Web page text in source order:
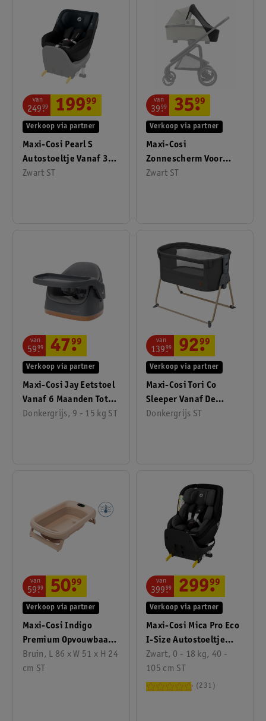
Maxi-Cosi Pearl S
Autostoeltje Vanaf 3
Maanden Tot 4 Jaar
Zwart ST
Verkoop via partner
van
249.
99 199.
99
Maxi-Cosi
Zonnescherm Voor
Reiswiegen,
Zwart ST
Verkoop via partner
van
39.
99 35.
99
Maxi-Cosi Jay Eetstoel
Vanaf 6 Maanden Tot
Ca. 3 Jaar, Grafiet
Donkergrijs, 9 - 15 kg ST
Verkoop via partner
van
59.
99 47.
99
Maxi-Cosi Tori Co
Sleeper Vanaf De
Geboorte Tot Ca. 6
Donkergrijs ST
Verkoop via partner
van
139.
99 92.
99
Maxi-Cosi Indigo
Premium Opvouwbaar
Badje Vanaf De
Geboorte Tot 4 Jaar
Bruin, L 86 x W 51 x H 24
cm ST
Verkoop via partner
van
59.
99 50.
99
Maxi-Cosi Mica Pro Eco
I-Size Autostoeltje
360° Draaibaar 0-4
Jaar Zwart
Zwart, 0 - 18 kg, 40 -
105 cm ST
Verkoop via partner
van
399.
99 299.
99
231